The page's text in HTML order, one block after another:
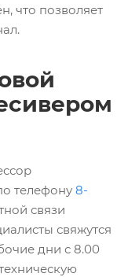
что позволяет
телефону 8-
связи
свяжутся
дни с 8.00